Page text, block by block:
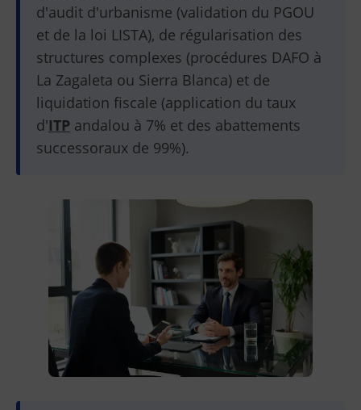
d'audit d'urbanisme (validation du PGOU
et de la loi LISTA), de régularisation des
structures complexes (procédures DAFO à
La Zagaleta ou Sierra Blanca) et de
liquidation fiscale (application du taux
d'ITP andalou à 7% et des abattements
successoraux de 99%).